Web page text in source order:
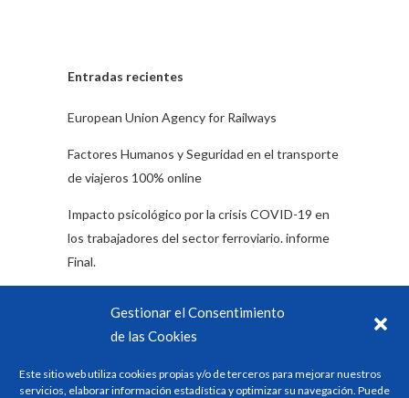
Gestionar el Consentimiento
de las Cookies
Este sitio web utiliza cookies propias y/o de terceros para mejorar nuestros
servicios, elaborar información estadística y optimizar su navegación. Puede
Entradas recientes
European Union Agency for Railways
Factores Humanos y Seguridad en el transporte
de viajeros 100% online
Impacto psicológico por la crisis COVID-19 en
los trabajadores del sector ferroviario. informe
Final.
Encuesta: Impacto emocional y psicológico del
ferroviario